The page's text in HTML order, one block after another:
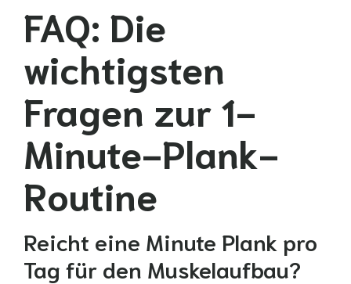
FAQ: Die
wichtigsten
Fragen zur 1-
Minute-Plank-
Routine
Reicht eine Minute Plank pro
Tag für den Muskelaufbau?